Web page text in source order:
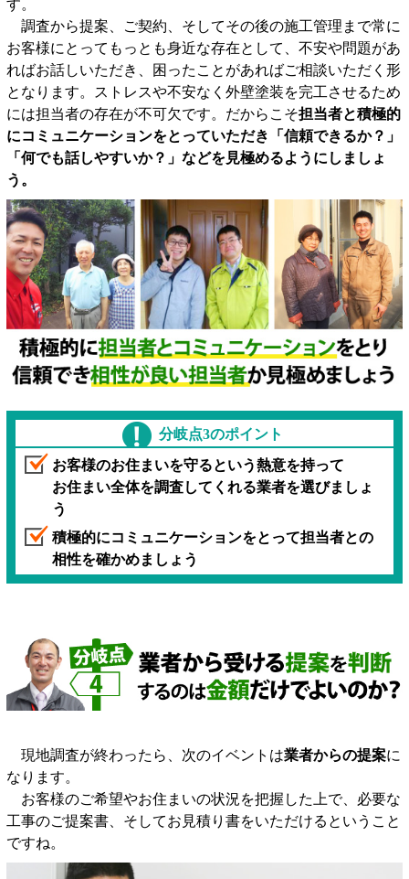
す。
調査から提案、ご契約、そしてその後の施工管理まで常に
お客様にとってもっとも身近な存在として、不安や問題があ
ればお話しいただき、困ったことがあればご相談いただく形
となります。ストレスや不安なく外壁塗装を完工させるため
には担当者の存在が不可欠です。だからこそ担当者と積極的
にコミュニケーションをとっていただき「信頼できるか？」
「何でも話しやすいか？」などを見極めるようにしましょ
う。
分岐点3のポイント
お客様のお住まいを守るという熱意を持って
お住まい全体を調査してくれる業者を選びましょ
う
積極的にコミュニケーションをとって担当者との
相性を確かめましょう
現地調査が終わったら、次のイベントは業者からの提案に
なります。
お客様のご希望やお住まいの状況を把握した上で、必要な
工事のご提案書、そしてお見積り書をいただけるということ
ですね。